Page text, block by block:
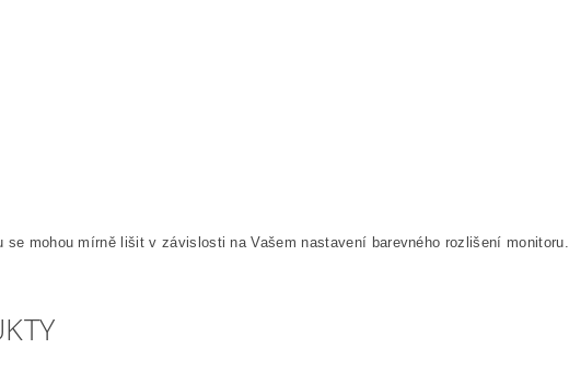
se mohou mírně lišit v závislosti na Vašem nastavení barevného rozlišení monitoru.